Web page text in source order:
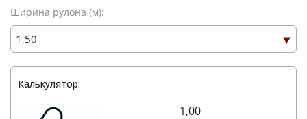
Ширина рулона (м):
Калькулятор:
1,00